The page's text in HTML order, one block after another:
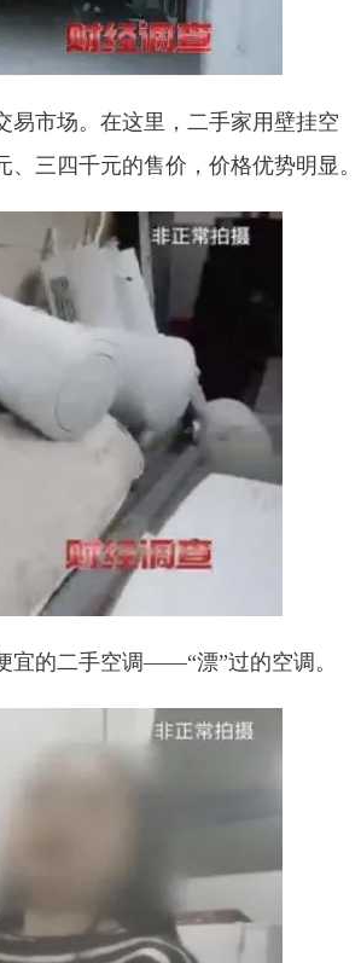
易市场。在这里，二手家用壁挂空
三四千元的售价，价格优势明显。
宜的二手空调——“漂”过的空调 。